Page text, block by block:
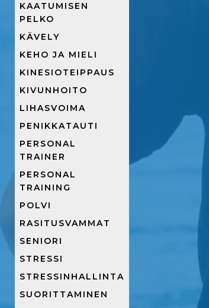
KAATUMISEN
PELKO
KÄVELY
KEHO JA MIELI
KINESIOTEIPPAUS
KIVUNHOITO
LIHASVOIMA
PENIKKATAUTI
PERSONAL
TRAINER
PERSONAL
TRAINING
POLVI
RASITUSVAMMAT
SENIORI
STRESSI
STRESSINHALLINTA
SUORITTAMINEN